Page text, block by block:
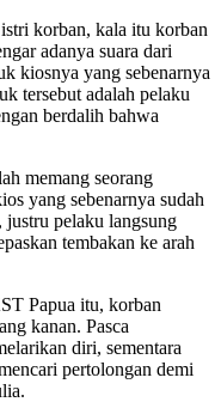
korban, kala itu korban
adanya suara dari
kiosnya yang sebenarnya
tersebut adalah pelaku
berdalih bahwa
memang seorang
yang sebenarnya sudah
pelaku langsung
tembakan ke arah
Papua itu, korban
kanan. Pasca
diri, sementara
pertolongan demi